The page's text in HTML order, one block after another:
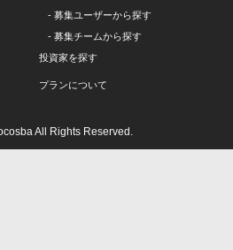
- 募集ユーザーから探す
- 募集チームから探す
投資家を探す
プランについて
All Rights Reserved.